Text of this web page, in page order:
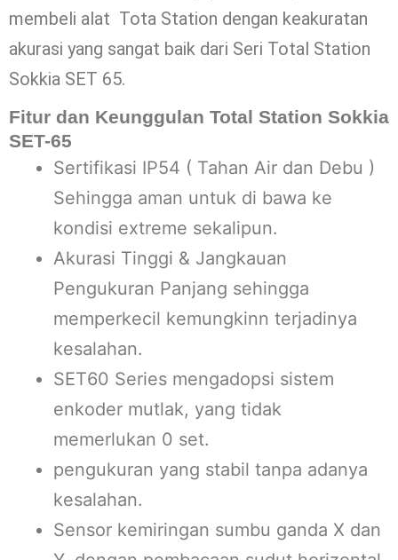
membeli alat Tota Station dengan keakuratan
akurasi yang sangat baik dari Seri Total Station
Sokkia SET 65.
Fitur dan Keunggulan Total Station Sokkia
SET-65
Sertifikasi IP54 ( Tahan Air dan Debu )
Sehingga aman untuk di bawa ke
kondisi extreme sekalipun.
Akurasi Tinggi & Jangkauan
Pengukuran Panjang sehingga
memperkecil kemungkinn terjadinya
kesalahan.
SET60 Series mengadopsi sistem
enkoder mutlak, yang tidak
memerlukan 0 set.
pengukuran yang stabil tanpa adanya
kesalahan.
Sensor kemiringan sumbu ganda X dan